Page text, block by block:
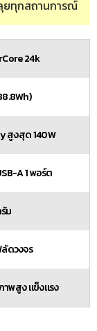
ยทุกสถานการณ์
24k
สูงสุด 140W
A 1 พอร์ต
ม
ดวงจร
พสูง แข็งแรง